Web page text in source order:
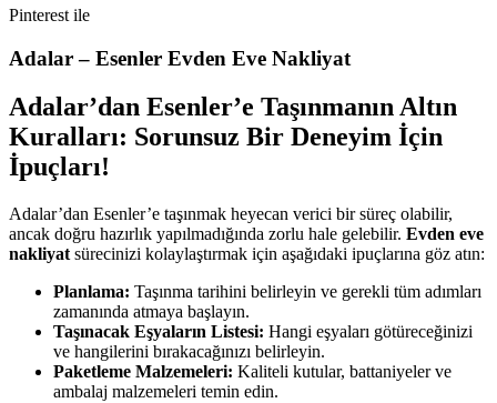
Pinterest ile
Adalar – Esenler Evden Eve Nakliyat
Adalar’dan Esenler’e Taşınmanın Altın
Kuralları: Sorunsuz Bir Deneyim İçin
İpuçları!
Adalar’dan Esenler’e taşınmak heyecan verici bir süreç olabilir,
ancak doğru hazırlık yapılmadığında zorlu hale gelebilir. Evden eve
nakliyat sürecinizi kolaylaştırmak için aşağıdaki ipuçlarına göz atın:
Planlama: Taşınma tarihini belirleyin ve gerekli tüm adımları
zamanında atmaya başlayın.
Taşınacak Eşyaların Listesi: Hangi eşyaları götüreceğinizi
ve hangilerini bırakacağınızı belirleyin.
Paketleme Malzemeleri: Kaliteli kutular, battaniyeler ve
ambalaj malzemeleri temin edin.